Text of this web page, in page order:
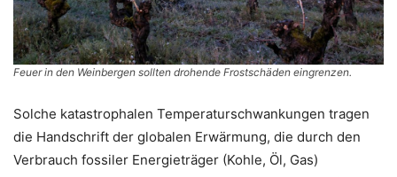
Feuer in den Weinbergen sollten drohende Frostschäden eingrenzen.
Solche katastrophalen Temperaturschwankungen tragen
die Handschrift der globalen Erwärmung, die durch den
Verbrauch fossiler Energieträger (Kohle, Öl, Gas)